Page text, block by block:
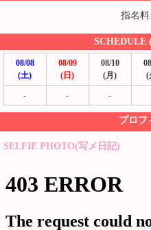
指名
SCHEDULE
08/08
(土)
08/09
(日)
08/10
(月)
(
- - -
プロフ
SELFIE PHOTO(写メ日記)